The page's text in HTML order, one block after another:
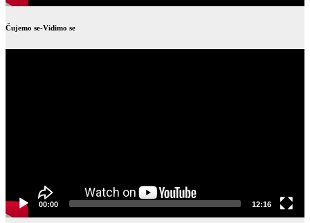
Čujemo se-Vidimo se
00:00 12:16